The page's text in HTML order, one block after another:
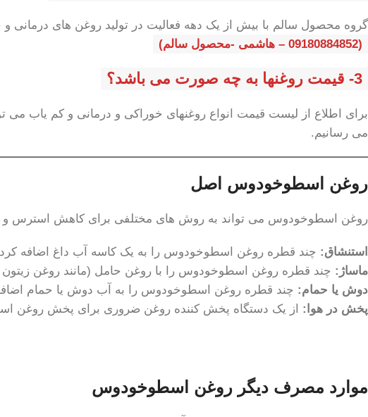
گروه محصول سالم با بیش از یک دهه فعالیت در تولید روغن های درمانی و
(09180884852 – هاشمی -محصول سالم)
3- قیمت روغنها به چه صورت می باشد؟
برای اطلاع از لیست قیمت انواع روغنهای خوراکی و درمانی و کم یاب می
می رسانیم.
روغن اسطوخودوس اصل
روغن اسطوخودوس می تواند به روش های مختلفی برای کاهش استرس و
استنشاق: چند قطره روغن اسطوخودوس را به یک کاسه آب داغ اضافه کرده
ماساژ: چند قطره روغن اسطوخودوس را با روغن حامل (مانند روغن زیتون
دوش یا حمام: چند قطره روغن اسطوخودوس را به آب دوش یا حمام
پخش در هوا: از یک دستگاه پخش کننده روغن ضروری برای پخش روغن
موارد مصرف دیگر روغن اسطوخودوس